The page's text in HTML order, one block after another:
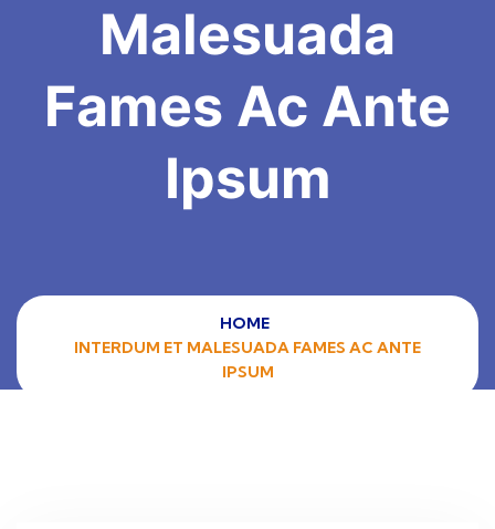
Malesuada
Fames Ac Ante
Ipsum
HOME
INTERDUM ET MALESUADA FAMES AC ANTE
IPSUM